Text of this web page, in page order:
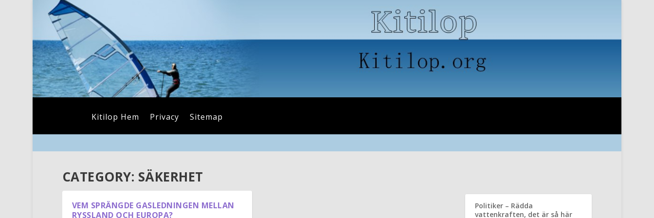
Kitilop Hem Privacy Sitemap
CATEGORY: SÄKERHET
VEM SPRÄNGDE GASLEDNINGEN MELLAN
RYSSLAND OCH EUROPA?
Politiker – Rädda
vattenkraften, det är så här